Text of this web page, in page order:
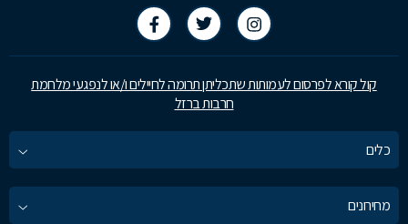
קול קורא לפרסום לעמותות שתכליתן תרומה לחיילים ו/או לנפגעי מלחמת
חרבות ברזל
כלים
מחירונים